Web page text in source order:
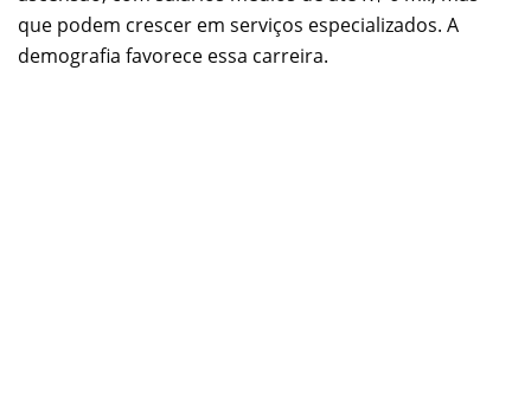
que podem crescer em serviços especializados. A
demografia favorece essa carreira.